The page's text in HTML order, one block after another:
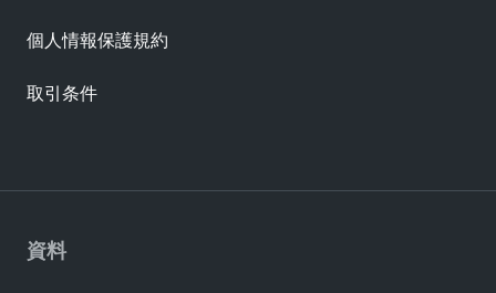
資料
個人情報保護規約
取引条件